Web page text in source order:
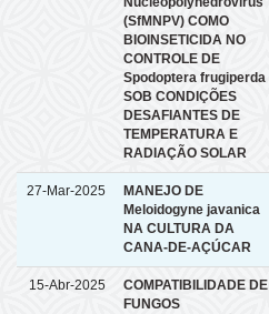
(SfMNPV) COMO
BIOINSETICIDA NO
CONTROLE DE
Spodoptera frugiperda
SOB CONDIÇÕES
DESAFIANTES DE
TEMPERATURA E
RADIAÇÃO SOLAR
27-Mar-2025
MANEJO DE
Meloidogyne javanica
NA CULTURA DA
CANA-DE-AÇÚCAR
15-Abr-2025
COMPATIBILIDADE DE
FUNGOS